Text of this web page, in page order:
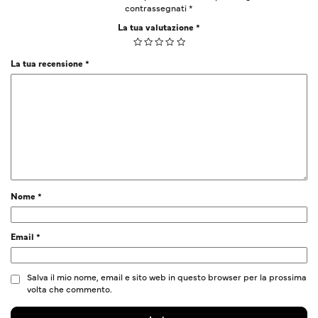
contrassegnati*
La tua valutazione*
La tua recensione*
Nome*
Email *
Salva il mio nome, email e sito web in questo browser per la prossima
volta che commento.